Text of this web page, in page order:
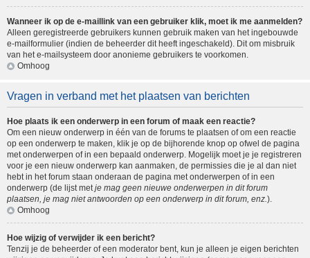
Wanneer ik op de e-maillink van een gebruiker klik, moet ik me aanmelden?
Alleen geregistreerde gebruikers kunnen gebruik maken van het ingebouwde
e-mailformulier (indien de beheerder dit heeft ingeschakeld). Dit om misbruik
van het e-mailsysteem door anonieme gebruikers te voorkomen.
Omhoog
Vragen in verband met het plaatsen van berichten
Hoe plaats ik een onderwerp in een forum of maak een reactie?
Om een nieuw onderwerp in één van de forums te plaatsen of om een reactie
op een onderwerp te maken, klik je op de bijhorende knop op ofwel de pagina
met onderwerpen of in een bepaald onderwerp. Mogelijk moet je je registreren
voor je een nieuw onderwerp kan aanmaken, de permissies die je al dan niet
hebt in het forum staan onderaan de pagina met onderwerpen of in een
onderwerp (de lijst metje mag geen nieuwe onderwerpen in dit forum
plaatsen, je mag niet antwoorden op een onderwerp in dit forum, enz.).
Omhoog
Hoe wijzig of verwijder ik een bericht?
Tenzij je de beheerder of een moderator bent, kun je alleen je eigen berichten